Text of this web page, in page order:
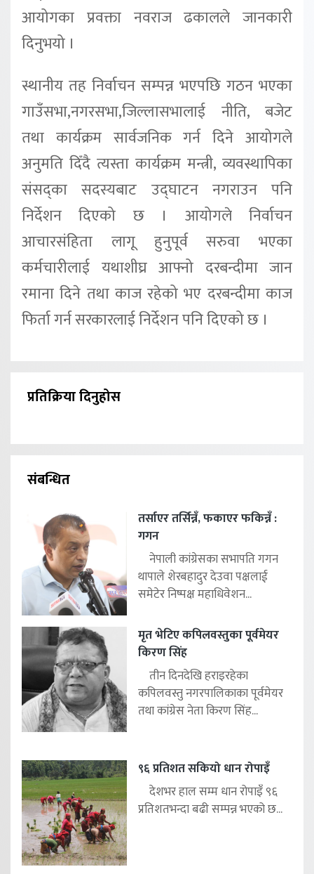
आयोगका प्रवक्ता नवराज ढकालले जानकारी
दिनुभयो ।
स्थानीय तह निर्वाचन सम्पन्न भएपछि गठन भएका
गाउँसभा,नगरसभा,जिल्लासभालाई नीति, बजेट
तथा कार्यक्रम सार्वजनिक गर्न दिने आयोगले
अनुमति दिँदै त्यस्ता कार्यक्रम मन्त्री, व्यवस्थापिका
संसद्का सदस्यबाट उद्घाटन नगराउन पनि
निर्देशन दिएको छ । आयोगले निर्वाचन
आचारसंहिता लागू हुनुपूर्व सरुवा भएका
कर्मचारीलाई यथाशीघ्र आफ्नो दरबन्दीमा जान
रमाना दिने तथा काज रहेको भए दरबन्दीमा काज
फिर्ता गर्न सरकारलाई निर्देशन पनि दिएको छ ।
प्रतिक्रिया दिनुहोस
संबन्धित
तर्साएर तर्सिन्नँ, फकाएर फकिन्नँ :
गगन
नेपाली कांग्रेसका सभापति गगन
थापाले शेरबहादुर देउवा पक्षलाई
समेटेर निष्पक्ष महाधिवेशन...
मृत भेटिए कपिलवस्तुका पूर्वमेयर
किरण सिंह
तीन दिनदेखि हराइरहेका
कपिलवस्तु नगरपालिकाका पूर्वमेयर
तथा कांग्रेस नेता किरण सिंह...
९६ प्रतिशत सकियो धान रोपाइँ
देशभर हाल सम्म धान रोपाइँ ९६
प्रतिशतभन्दा बढी सम्पन्न भएको छ...